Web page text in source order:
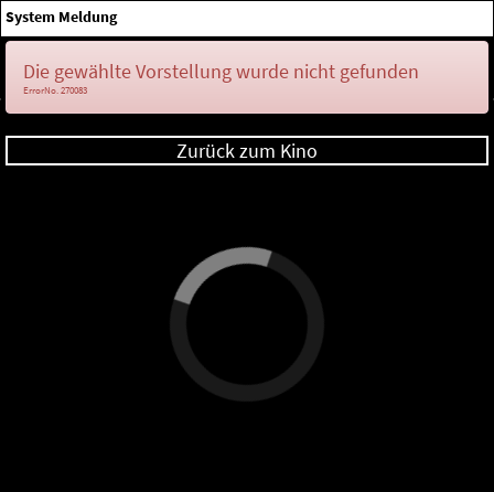
System Meldung
Die gewählte Vorstellung wurde nicht gefunden
ErrorNo. 270083
Zurück zum Kino